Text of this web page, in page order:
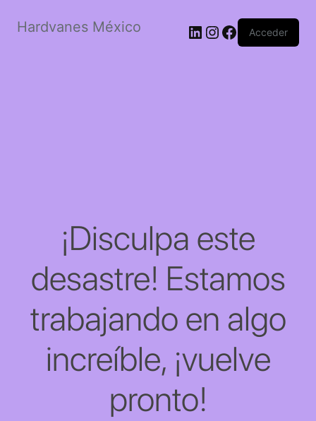
Hardvanes México LinkedIn
Instagram
Facebook
Acceder
¡Disculpa este
desastre! Estamos
trabajando en algo
increíble, ¡vuelve
pronto!